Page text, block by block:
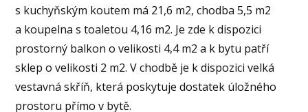
s kuchyňským koutem má 21,6 m2, chodba 5,5 m2
a koupelna s toaletou 4,16 m2. Je zde k dispozici
prostorný balkon o velikosti 4,4 m2 a k bytu patří
sklep o velikosti 2 m2. V chodbě je k dispozici velká
vestavná skříň, která poskytuje dostatek úložného
prostoru přímo v bytě.